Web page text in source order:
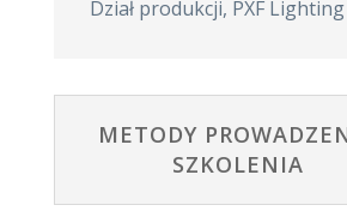
Dział produkcji, PXF Lighting
METODY
SZKOLENIA